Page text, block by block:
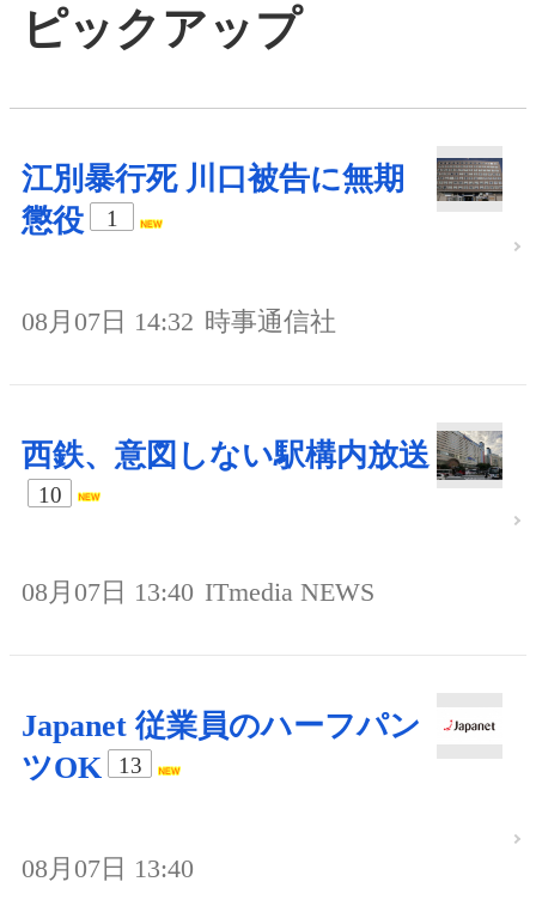
ピックアップ
江別暴行死 川口被告に無期
懲役
1
08月07日 14:32 時事通信社
西鉄、意図しない駅構内放送
10
08月07日 13:40 ITmedia NEWS
Japanet 従業員のハーフパン
ツOK
13
08月07日 13:40